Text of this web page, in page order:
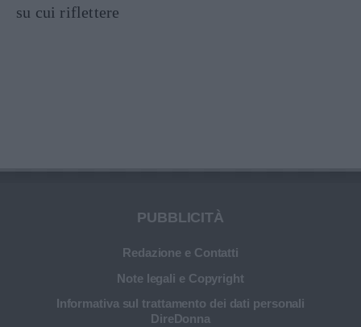
su cui riflettere
PUBBLICITÀ
Redazione e Contatti
Note legali e Copyright
Informativa sul trattamento dei dati personali
DireDonna